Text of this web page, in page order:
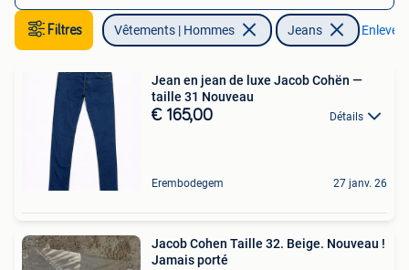
Filtres Vêtements | Hommes Jeans Enlever
Jean en jean de luxe Jacob Cohën —
taille 31 Nouveau
€ 165,00 Détails
Erembodegem 27 janv. 26
Jacob Cohen Taille 32. Beige. Nouveau !
Jamais porté